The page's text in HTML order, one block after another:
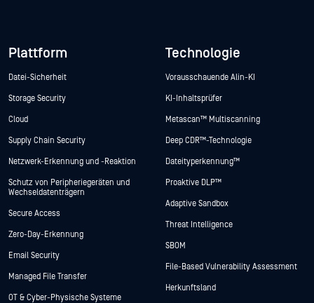
Plattform
Datei-Sicherheit
Storage Security
Cloud
Supply Chain Security
Netzwerk-Erkennung und -Reaktion
Schutz von Peripheriegeräten und
Wechseldatenträgern
Secure Access
Zero-Day-Erkennung
Email Security
Managed File Transfer
OT & Cyber-Physische Systeme
Technologie
Vorausschauende Alin-KI
KI-Inhaltsprüfer
Metascan™ Multiscanning
Deep CDR™-Technologie
Dateityperkennung™
Proaktive DLP™
Adaptive Sandbox
Threat Intelligence
SBOM
File-Based Vulnerability Assessment
Herkunftsland